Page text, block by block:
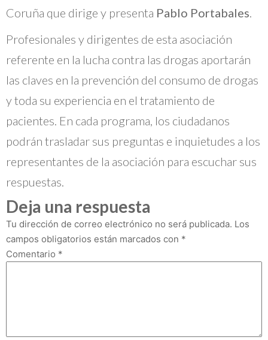
Coruña que dirige y presenta Pablo Portabales
Profesionales y dirigentes de esta asociación
referente en la lucha contra las drogas aportarán
las claves en la prevención del consumo de drogas
y toda su experiencia en el tratamiento de
pacientes. En cada programa, los ciudadanos
podrán trasladar sus preguntas e inquietudes a los
representantes de la asociación para escuchar sus
respuestas.
Deja una respuesta
Tu dirección de correo electrónico no será publicada. Los
campos obligatorios están marcados con *
Comentario *